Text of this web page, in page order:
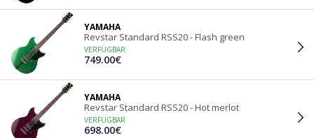
YAMAHA
Revstar Standard RSS20 - Flash green
VERFÜGBAR
749.00€
YAMAHA
Revstar Standard RSS20 - Hot merlot
VERFÜGBAR
698.00€